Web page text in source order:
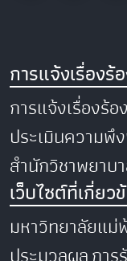
การแจ้งเรื่อง
การแจ้งเรื่องร้
ประเมินความพึ
สำนักวิชาพยาบ
เว็บไซต์ที่เกี่ยว
มหาวิทยาลัยแม่